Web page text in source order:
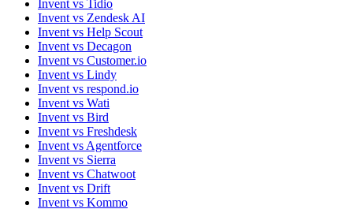
Invent vs Tidio
Invent vs Zendesk AI
Invent vs Help Scout
Invent vs Decagon
Invent vs Customer.io
Invent vs Lindy
Invent vs respond.io
Invent vs Wati
Invent vs Bird
Invent vs Freshdesk
Invent vs Agentforce
Invent vs Sierra
Invent vs Chatwoot
Invent vs Drift
Invent vs Kommo